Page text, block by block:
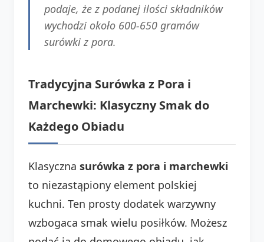
podaje, że z podanej ilości składników
wychodzi około 600-650 gramów
surówki z pora.
Tradycyjna Surówka z Pora i
Marchewki: Klasyczny Smak do
Każdego Obiadu
Klasyczna surówka z pora i marchewki
to niezastąpiony element polskiej
kuchni. Ten prosty dodatek warzywny
wzbogaca smak wielu posiłków. Możesz